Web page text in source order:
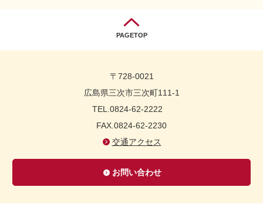
PAGETOP
〒728-0021
広島県三次市三次町111-1
TEL.0824-62-2222
FAX.0824-62-2230
交通アクセス
お問い合わせ